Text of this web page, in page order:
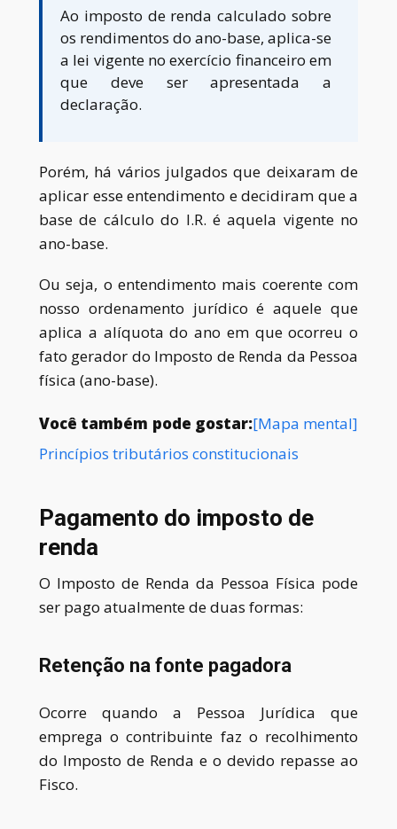
Ao imposto de renda calculado sobre
os rendimentos do ano-base, aplica-se
a lei vigente no exercício financeiro em
que deve ser apresentada a
declaração.
Porém, há vários julgados que deixaram de
aplicar esse entendimento e decidiram que a
base de cálculo do I.R. é aquela vigente no
ano-base.
Ou seja, o entendimento mais coerente com
nosso ordenamento jurídico é aquele que
aplica a alíquota do ano em que ocorreu o
fato gerador do Imposto de Renda da Pessoa
física (ano-base).
Você também pode gostar:[Mapa mental]
Princípios tributários constitucionais
Pagamento do imposto de
renda
O Imposto de Renda da Pessoa Física pode
ser pago atualmente de duas formas:
Retenção na fonte pagadora
Ocorre quando a Pessoa Jurídica que
emprega o contribuinte faz o recolhimento
do Imposto de Renda e o devido repasse ao
Fisco.